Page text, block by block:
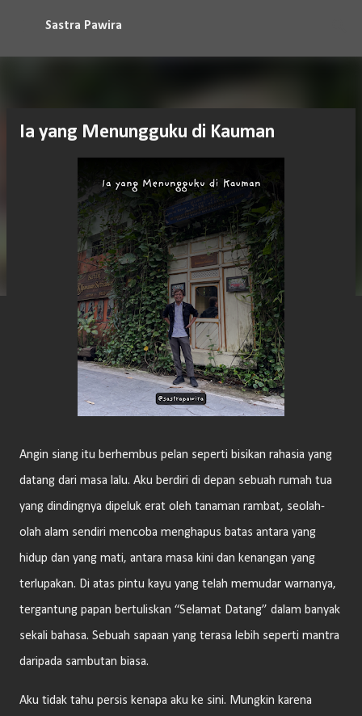
Langsung ke konten utama
Sastra Pawira
Ia yang Menungguku di Kauman
Angin siang itu berhembus pelan seperti bisikan rahasia yang
datang dari masa lalu. Aku berdiri di depan sebuah rumah tua
yang dindingnya dipeluk erat oleh tanaman rambat, seolah-
olah alam sendiri mencoba menghapus batas antara yang
hidup dan yang mati, antara masa kini dan kenangan yang
terlupakan. Di atas pintu kayu yang telah memudar warnanya,
tergantung papan bertuliskan “Selamat Datang” dalam banyak
sekali bahasa. Sebuah sapaan yang terasa lebih seperti mantra
daripada sambutan biasa.
Aku tidak tahu persis kenapa aku ke sini. Mungkin karena